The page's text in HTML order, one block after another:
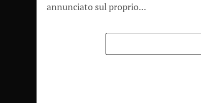
annunciato sul proprio...